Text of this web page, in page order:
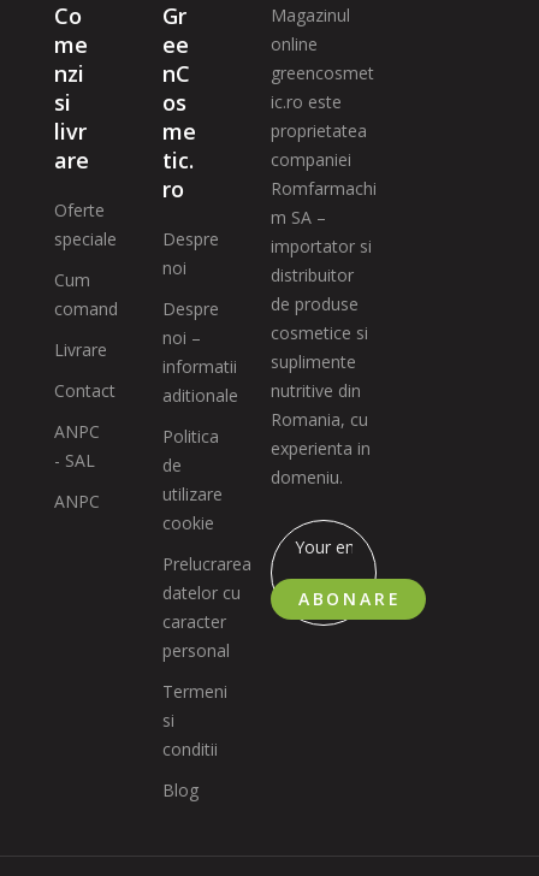
Co
me
nzi
si
livr
are
Oferte
speciale
Cum
comand
Livrare
Contact
ANPC
- SAL
ANPC
Gr
ee
nC
os
me
tic.
ro
Despre
noi
Despre
noi –
informatii
aditionale
Politica
de
utilizare
cookie
Prelucrarea
datelor cu
caracter
personal
Termeni
si
conditii
Blog
Magazinul
online
greencosmet
ic.ro este
proprietatea
companiei
Romfarmachi
m SA –
importator si
distribuitor
de produse
cosmetice si
suplimente
nutritive din
Romania, cu
experienta in
domeniu.
ABONARE